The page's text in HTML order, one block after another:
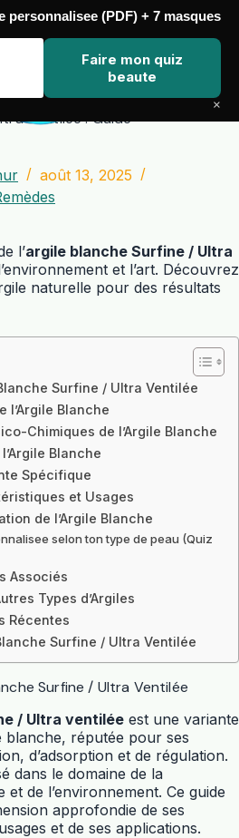
Ventilée : Guide
août 13, 2025
l’argile blanche Surfine / Ultra
et l’art. Découvrez
naturelle pour des résultats
Surfine / Ultra Ventilée
l’Argile Blanche
Chimiques de l’Argile Blanche
Blanche
Spécifique
et Usages
de l’Argile Blanche
selon ton type de peau (Quiz
Associés
Types d’Argiles
Récentes
Surfine / Ultra Ventilée
Surfine / Ultra Ventilée
/ Ultra ventilée est une variante
blanche, réputée pour ses
d’adsorption et de régulation.
dans le domaine de la
de l’environnement. Ce guide
approfondie de ses
et de ses applications.
personnalisee (PDF) + 7 masques
Faire mon quiz
beaute
×